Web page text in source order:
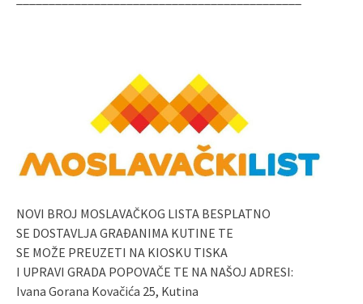
NOVI BROJ MOSLAVAČKOG LISTA BESPLATNO
SE DOSTAVLJA GRAĐANIMA KUTINE TE
SE MOŽE PREUZETI NA KIOSKU TISKA
I UPRAVI GRADA POPOVAČE TE NA NAŠOJ ADRESI:
Ivana Gorana Kovačića 25, Kutina